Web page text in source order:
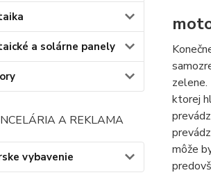
a solárne panely
A REKLAMA
vybavenie
ktorej
môže